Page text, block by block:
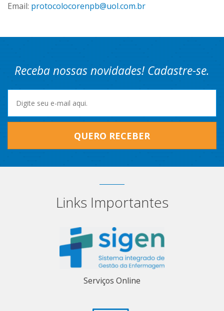
Email: protocolocorenpb@uol.com.br
Receba nossas novidades! Cadastre-se.
QUERO RECEBER
Links Importantes
Serviços Online